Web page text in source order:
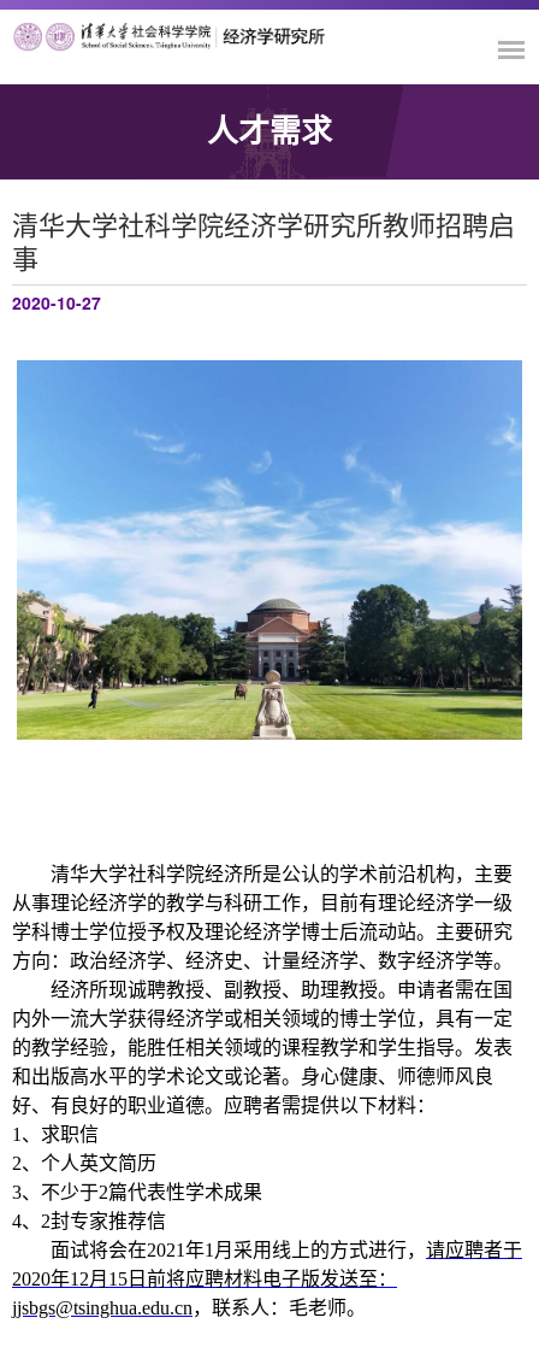
人才需求
清华大学社科学院经济学研究所教师招聘启
事
2020-10-27
清华大学社科学院经济所是公认的学术前沿机构，主要
从事理论经济学的教学与科研工作，目前有理论经济学一级
学科博士学位授予权及理论经济学博士后流动站。主要研究
方向：政治经济学、经济史、计量经济学、数字经济学等。
经济所现诚聘教授、副教授、助理教授。申请者需在国
内外一流大学获得经济学或相关领域的博士学位，具有一定
的教学经验，能胜任相关领域的课程教学和学生指导。发表
和出版高水平的学术论文或论著。身心健康、师德师风良
好、有良好的职业道德。应聘者需提供以下材料：
1、 求职信
2、 个人英文简历
3、 不少于2篇代表性学术成果
4、 2封专家推荐信
面试将会在2021年1月采用线上的方式进行， 请应聘者于
2020年12月15日前将应聘材料电子版发送至：
jjsbgs@tsinghua.edu.cn，联系人：毛老师。